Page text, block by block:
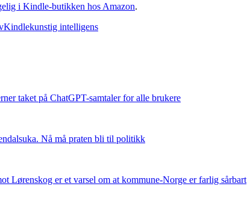
i Kindle-butikken hos Amazon.
Kindlekunstig intelligens
taket på ChatGPT-samtaler for alle brukere
Nå må praten bli til politikk
Lørenskog er et varsel om at kommune-Norge er farlig sårbart